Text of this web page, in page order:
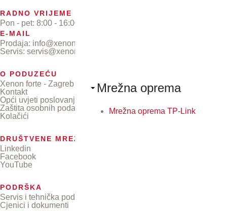
Mrežna oprema
Mrežna oprema TP-Link
RADNO VRIJEME
Pon - pet: 8:00 - 16:00
E-MAIL
Prodaja: info@xenon-forte.hr
Servis: servis@xenon-forte.hr
O PODUZEĆU
Xenon forte - Zagreb
Kontakt
Opći uvjeti poslovanja
Zaštita osobnih podataka
Kolačići
DRUŠTVENE MREŽE
Linkedin
Facebook
YouTube
PODRŠKA
Servis i tehnička podrška
Cjenici i dokumenti